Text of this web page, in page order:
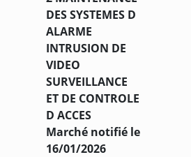
DES SYSTEMES D
ALARME
INTRUSION DE
VIDEO
SURVEILLANCE
ET DE CONTROLE
D ACCES
Marché notifié le
16/01/2026